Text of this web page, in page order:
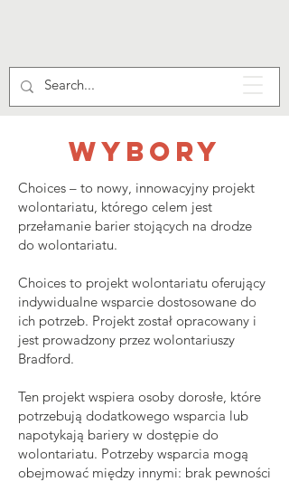
wybory
Choices – to nowy, innowacyjny projekt
wolontariatu, którego celem jest
przełamanie barier stojących na drodze
do wolontariatu.
Choices to projekt wolontariatu oferujący
indywidualne wsparcie dostosowane do
ich potrzeb. Projekt został opracowany i
jest prowadzony przez wolontariuszy
Bradford.
Ten projekt wspiera osoby dorosłe, które
potrzebują dodatkowego wsparcia lub
napotykają bariery w dostępie do
wolontariatu. Potrzeby wsparcia mogą
obejmować między innymi: brak pewności